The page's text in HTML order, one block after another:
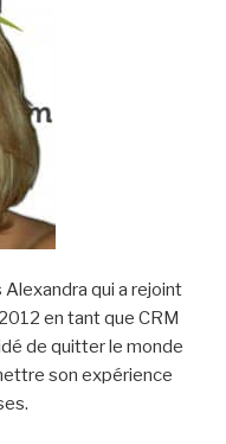
qui a rejoint
en tant que CRM
de quitter le monde
son expérience